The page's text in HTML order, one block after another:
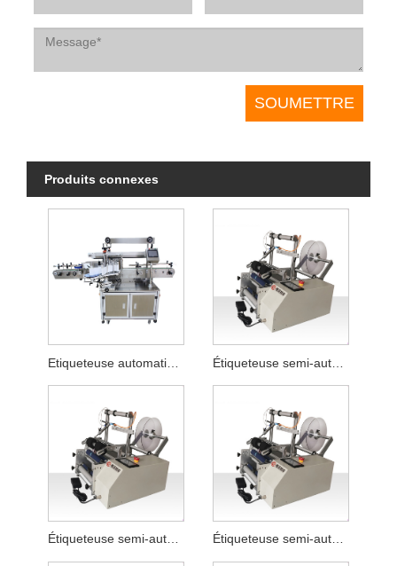
Produits connexes
Etiqueteuse automatique à colle
Étiqueteuse semi-automatique pour tuyau de nettoyant facial plat Étiqueteuse semi-automatique pour bouteilles plates de liquide de lessive